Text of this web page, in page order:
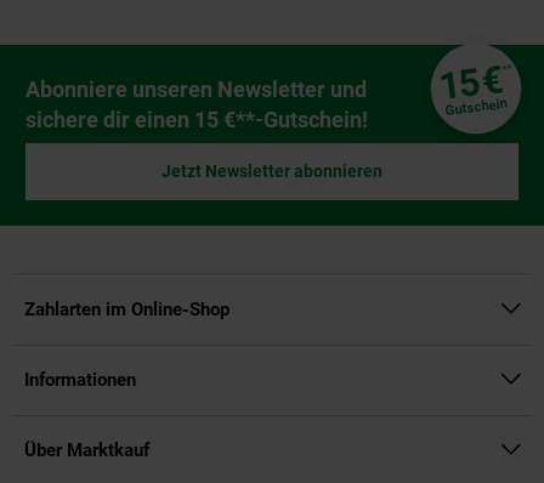
Newsletter Anmeldung
Abonniere unseren Newsletter und
sichere dir einen 15 €**-Gutschein!
15€**
Gutschein
Jetzt Newsletter abonnieren
Zahlarten im Online-Shop
Informationen
Über Marktkauf